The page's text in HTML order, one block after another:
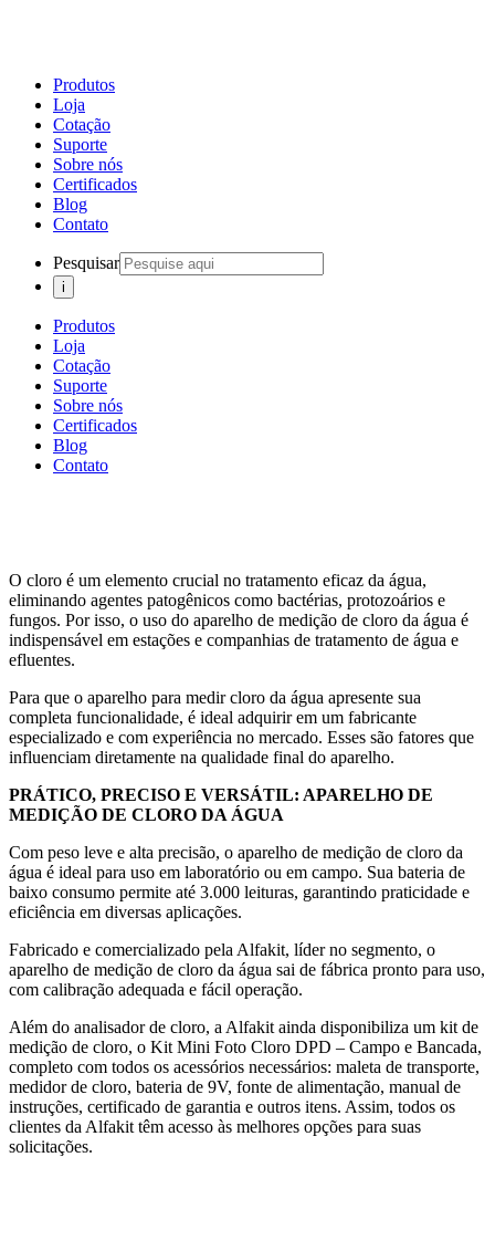
Produtos
Loja
Cotação
Suporte
Sobre nós
Certificados
Blog
Contato
Pesquisar
Produtos
Loja
Cotação
Suporte
Sobre nós
Certificados
Blog
Contato
O cloro é um elemento crucial no tratamento eficaz da água,
eliminando agentes patogênicos como bactérias, protozoários e
fungos. Por isso, o uso do aparelho de medição de cloro da água é
indispensável em estações e companhias de tratamento de água e
efluentes.
Para que o aparelho para medir cloro da água apresente sua
completa funcionalidade, é ideal adquirir em um fabricante
especializado e com experiência no mercado. Esses são fatores que
influenciam diretamente na qualidade final do aparelho.
PRÁTICO, PRECISO E VERSÁTIL: APARELHO DE
MEDIÇÃO DE CLORO DA ÁGUA
Com peso leve e alta precisão, o aparelho de medição de cloro da
água é ideal para uso em laboratório ou em campo. Sua bateria de
baixo consumo permite até 3.000 leituras, garantindo praticidade e
eficiência em diversas aplicações.
Fabricado e comercializado pela Alfakit, líder no segmento, o
aparelho de medição de cloro da água sai de fábrica pronto para uso,
com calibração adequada e fácil operação.
Além do analisador de cloro, a Alfakit ainda disponibiliza um kit de
medição de cloro, o Kit Mini Foto Cloro DPD – Campo e Bancada,
completo com todos os acessórios necessários: maleta de transporte,
medidor de cloro, bateria de 9V, fonte de alimentação, manual de
instruções, certificado de garantia e outros itens. Assim, todos os
clientes da Alfakit têm acesso às melhores opções para suas
solicitações.